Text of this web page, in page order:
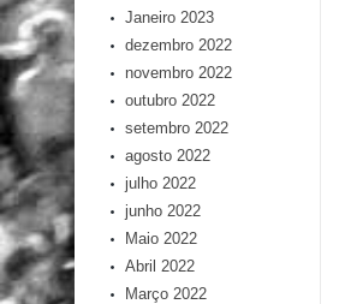
Janeiro 2023
dezembro 2022
novembro 2022
outubro 2022
setembro 2022
agosto 2022
julho 2022
junho 2022
Maio 2022
Abril 2022
Março 2022